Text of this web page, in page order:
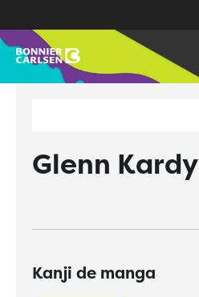
Glenn Kardy
Kanji de manga